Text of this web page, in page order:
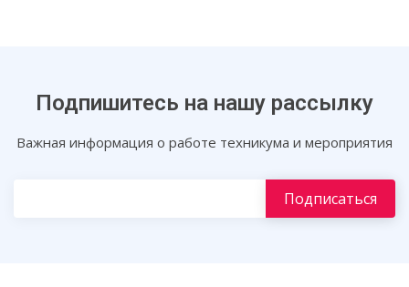
Подпишитесь на нашу рассылку
Важная информация о работе техникума и мероприятия